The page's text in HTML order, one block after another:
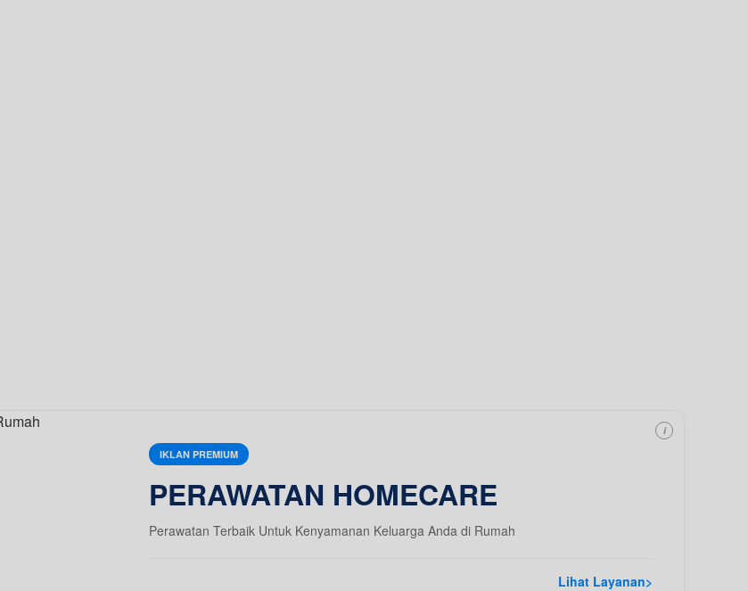
IKLAN PREMIUM
PERAWATAN HOMECARE
Perawatan Terbaik Untuk Kenyamanan Keluarga Anda di Rumah
Lihat Layanan>
i